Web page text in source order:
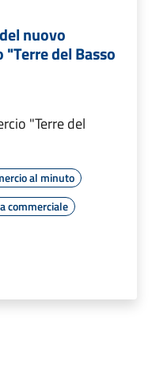
nuovo
del Basso
"Terre del
al minuto
commerciale